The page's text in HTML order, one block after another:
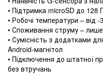
• Підтримка microSD до 128
• Робочі температури – від
• Споживання струму –
• Сумісність з додатками
Android-магнітол
• Підключення до штатної
без втручань